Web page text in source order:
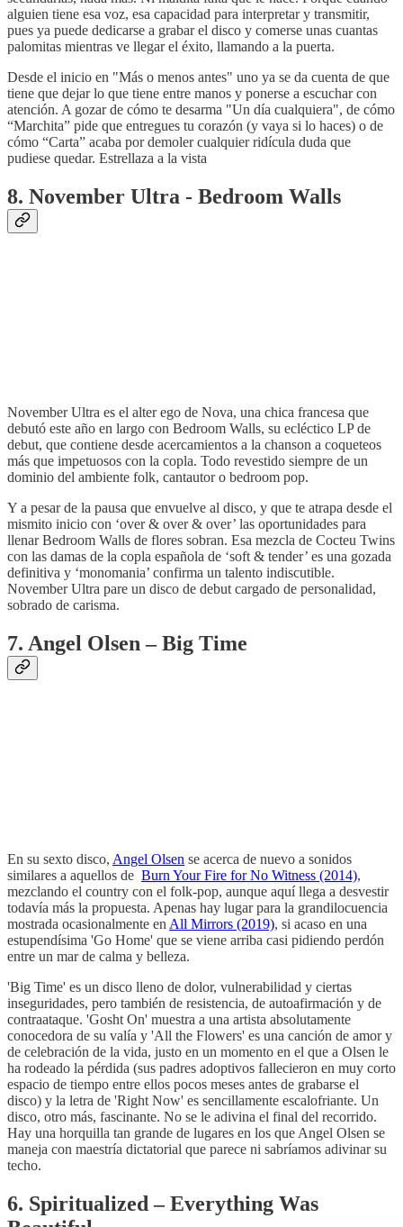
alguien tiene esa voz, esa capacidad para interpretar y transmitir,
pues ya puede dedicarse a grabar el disco y comerse unas cuantas
palomitas mientras ve llegar el éxito, llamando a la puerta.
Desde el inicio en "Más o menos antes" uno ya se da cuenta de que
tiene que dejar lo que tiene entre manos y ponerse a escuchar con
atención. A gozar de cómo te desarma "Un día cualquiera", de cómo
“Marchita” pide que entregues tu corazón (y vaya si lo haces) o de
cómo “Carta” acaba por demoler cualquier ridícula duda que
pudiese quedar. Estrellaza a la vista
8. November Ultra - Bedroom Walls
November Ultra es el alter ego de Nova, una chica francesa que
debutó este año en largo con Bedroom Walls, su ecléctico LP de
debut, que contiene desde acercamientos a la chanson a coqueteos
más que impetuosos con la copla. Todo revestido siempre de un
dominio del ambiente folk, cantautor o bedroom pop.
Y a pesar de la pausa que envuelve al disco, y que te atrapa desde el
mismito inicio con ‘over & over & over’ las oportunidades para
llenar Bedroom Walls de flores sobran. Esa mezcla de Cocteu Twins
con las damas de la copla española de ‘soft & tender’ es una gozada
definitiva y ‘monomania’ confirma un talento indiscutible.
November Ultra pare un disco de debut cargado de personalidad,
sobrado de carisma.
7. Angel Olsen – Big Time
En su sexto disco, Angel Olsen se acerca de nuevo a sonidos
similares a aquellos de Burn Your Fire for No Witness (2014),
mezclando el country con el folk-pop, aunque aquí llega a desvestir
todavía más la propuesta. Apenas hay lugar para la grandilocuencia
mostrada ocasionalmente en All Mirrors (2019), si acaso en una
estupendísima 'Go Home' que se viene arriba casi pidiendo perdón
entre un mar de calma y belleza.
'Big Time' es un disco lleno de dolor, vulnerabilidad y ciertas
inseguridades, pero también de resistencia, de autoafirmación y de
contraataque. 'Gosht On' muestra a una artista absolutamente
conocedora de su valía y 'All the Flowers' es una canción de amor y
de celebración de la vida, justo en un momento en el que a Olsen le
ha rodeado la pérdida (sus padres adoptivos fallecieron en muy corto
espacio de tiempo entre ellos pocos meses antes de grabarse el
disco) y la letra de 'Right Now' es sencillamente escalofriante. Un
disco, otro más, fascinante. No se le adivina el final del recorrido.
Hay una horquilla tan grande de lugares en los que Angel Olsen se
maneja con maestría dictatorial que parece ni sabríamos adivinar su
techo.
6. Spiritualized – Everything Was